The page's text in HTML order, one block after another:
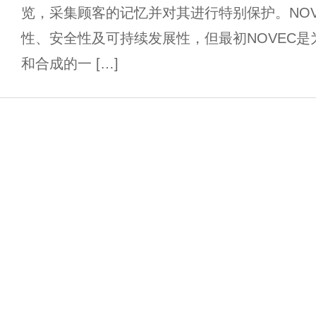
览，采集顾客的记忆并对其进行特别保护。
性、安全性及可持续发展性，但最初NOVEC
和合成的一 […]